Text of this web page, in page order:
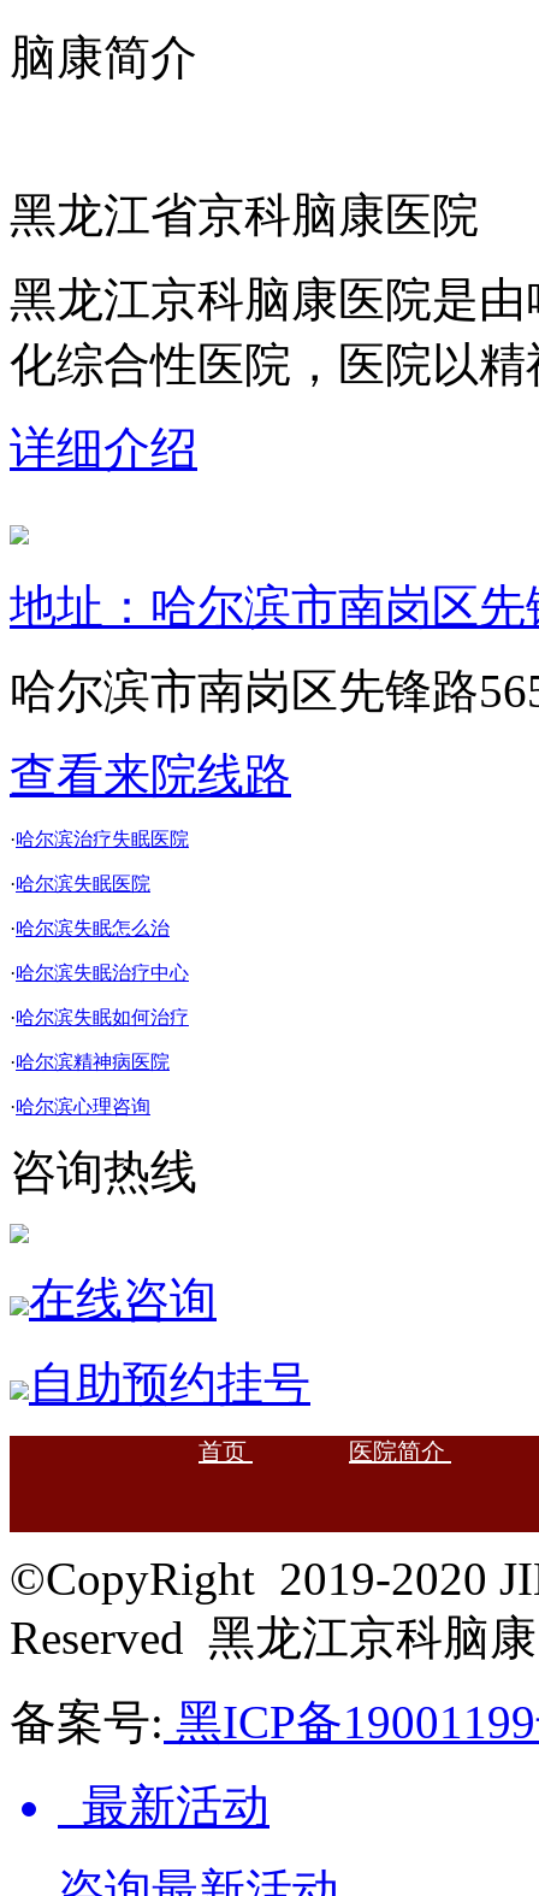
脑康简介
黑龙江省京科脑康医院
黑龙江京科脑康医院是
化综合性医院，医院以
详细介绍
地址：哈尔滨市南岗区
哈尔滨市南岗区先锋路
查看来院线路
·哈尔滨治疗失眠医院
·哈尔滨失眠医院
·哈尔滨失眠怎么治
·哈尔滨失眠治疗中心
·哈尔滨失眠如何治疗
·哈尔滨精神病医院
·哈尔滨心理咨询
咨询热线
在线咨询
自助预约挂号
首页 医院简介
©CopyRight 2019-2020
Reserved 黑龙江京科脑
备案号: 黑ICP备
最新活动